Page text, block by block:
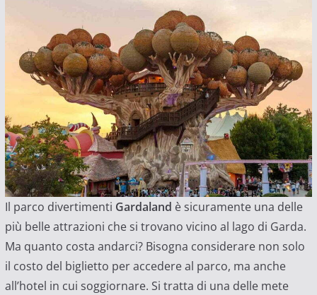
Il parco divertimenti Gardaland è sicuramente una delle
più belle attrazioni che si trovano vicino al lago di Garda.
Ma quanto costa andarci? Bisogna considerare non solo
il costo del biglietto per accedere al parco, ma anche
all’hotel in cui soggiornare. Si tratta di una delle mete